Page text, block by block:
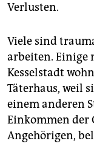
Verlusten.
Viele sind
arbeiten. Einige
Kesselstadt
Täterhaus, weil
einem anderen
Einkommen der
Angehörigen,